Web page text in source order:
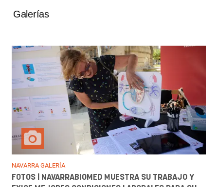
Galerías
NAVARRA GALERÍA
FOTOS | NAVARRABIOMED MUESTRA SU TRABAJO Y